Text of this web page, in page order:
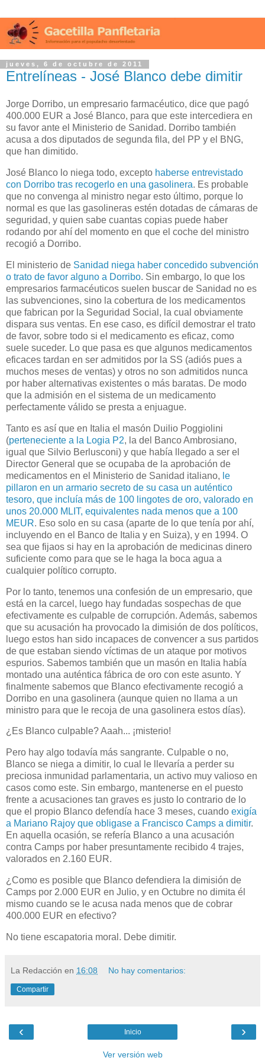
jueves, 6 de octubre de 2011
Entrelíneas - José Blanco debe dimitir
Jorge Dorribo, un empresario farmacéutico, dice que pagó
400.000 EUR a José Blanco, para que este intercediera en
su favor ante el Ministerio de Sanidad. Dorribo también
acusa a dos diputados de segunda fila, del PP y el BNG,
que han dimitido.
José Blanco lo niega todo, excepto haberse entrevistado
con Dorribo tras recogerlo en una gasolinera. Es probable
que no convenga al ministro negar esto último, porque lo
normal es que las gasolineras estén dotadas de cámaras de
seguridad, y quien sabe cuantas copias puede haber
rodando por ahí del momento en que el coche del ministro
recogió a Dorribo.
El ministerio de Sanidad niega haber concedido subvención
o trato de favor alguno a Dorribo. Sin embargo, lo que los
empresarios farmacéuticos suelen buscar de Sanidad no es
las subvenciones, sino la cobertura de los medicamentos
que fabrican por la Seguridad Social, la cual obviamente
dispara sus ventas. En ese caso, es difícil demostrar el trato
de favor, sobre todo si el medicamento es eficaz, como
suele suceder. Lo que pasa es que algunos medicamentos
eficaces tardan en ser admitidos por la SS (adiós pues a
muchos meses de ventas) y otros no son admitidos nunca
por haber alternativas existentes o más baratas. De modo
que la admisión en el sistema de un medicamento
perfectamente válido se presta a enjuague.
Tanto es así que en Italia el masón Duilio Poggiolini
(perteneciente a la Logia P2, la del Banco Ambrosiano,
igual que Silvio Berlusconi) y que había llegado a ser el
Director General que se ocupaba de la aprobación de
medicamentos en el Ministerio de Sanidad italiano, le
pillaron en un armario secreto de su casa un auténtico
tesoro, que incluía más de 100 lingotes de oro, valorado en
unos 20.000 MLIT, equivalentes nada menos que a 100
MEUR. Eso solo en su casa (aparte de lo que tenía por ahí,
incluyendo en el Banco de Italia y en Suiza), y en 1994. O
sea que fijaos si hay en la aprobación de medicinas dinero
suficiente como para que se le haga la boca agua a
cualquier político corrupto.
Por lo tanto, tenemos una confesión de un empresario, que
está en la carcel, luego hay fundadas sospechas de que
efectivamente es culpable de corrupción. Además, sabemos
que su acusación ha provocado la dimisión de dos políticos,
luego estos han sido incapaces de convencer a sus partidos
de que estaban siendo víctimas de un ataque por motivos
espurios. Sabemos también que un masón en Italia había
montado una auténtica fábrica de oro con este asunto. Y
finalmente sabemos que Blanco efectivamente recogió a
Dorribo en una gasolinera (aunque quien no llama a un
ministro para que le recoja de una gasolinera estos días).
¿Es Blanco culpable? Aaah... ¡misterio!
Pero hay algo todavía más sangrante. Culpable o no,
Blanco se niega a dimitir, lo cual le llevaría a perder su
preciosa inmunidad parlamentaria, un activo muy valioso en
casos como este. Sin embargo, mantenerse en el puesto
frente a acusaciones tan graves es justo lo contrario de lo
que el propio Blanco defendía hace 3 meses, cuando exigía
a Mariano Rajoy que obligase a Francisco Camps a dimitir.
En aquella ocasión, se refería Blanco a una acusación
contra Camps por haber presuntamente recibido 4 trajes,
valorados en 2.160 EUR.
¿Como es posible que Blanco defendiera la dimisión de
Camps por 2.000 EUR en Julio, y en Octubre no dimita él
mismo cuando se le acusa nada menos que de cobrar
400.000 EUR en efectivo?
No tiene escapatoria moral. Debe dimitir.
La Redacción en 16:08 No hay comentarios:
Compartir
‹ ›
Inicio
Ver versión web